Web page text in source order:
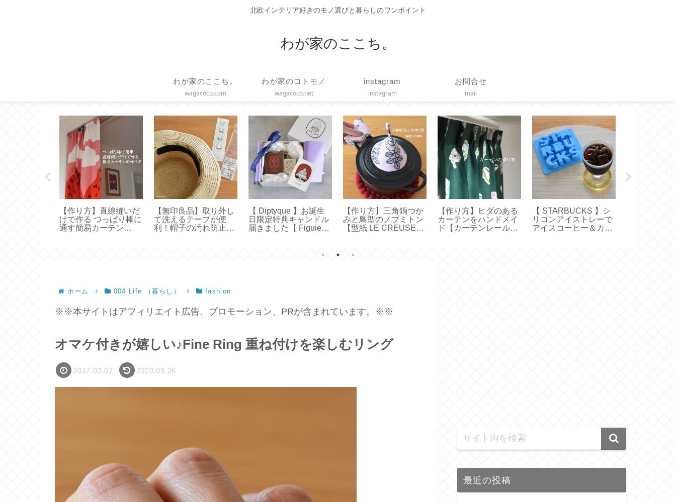
北欧インテリア好きのモノ選びと暮らしのワンポイント
わが家のここち。
わが家のここち。
wagacoco.com
わが家のコトモノ
wagacoco.net
instagram
instagram
お問合せ
mail
【作り方】直線縫いだ
けで作る つっぱり棒に
通す簡易カーテン
【無印良品】取り外し
て洗えるテープが便
利！帽子の汚れ防止テ
【 Diptyque 】お誕生
日限定特典キャンドル
届きました【 Figuier
【作り方】三角鍋つか
みと鳥型のノブミトン
【型紙 LE CREUSET
【作り方】ヒダのある
カーテンをハンドメイ
ド【カーテンレールに
【 STARBUCKS 】シ
リコンアイストレーで
アイスコーヒー＆カフ
ホーム 004 Life （暮らし） fashion
※※本サイトはアフィリエイト広告、プロモーション、PRが含まれています。※※
オマケ付きが嬉しい♪Fine Ring 重ね付けを楽しむリング
2017.02.07 2020.09.26
最近の投稿